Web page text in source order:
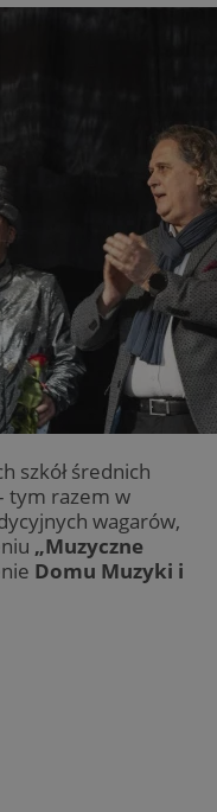
szkół średnich
tym razem w
wagarów,
„Muzyczne
Domu Muzyki i